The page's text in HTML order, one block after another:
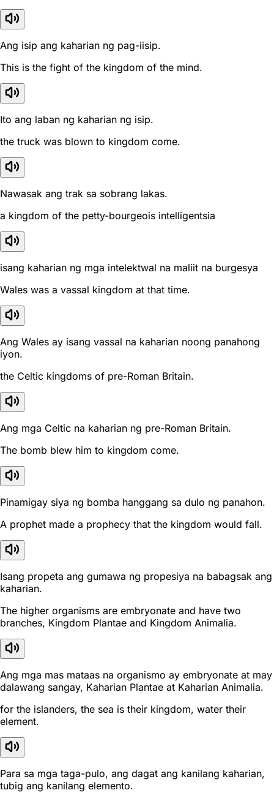
Ang isip ang kaharian ng pag-iisip.
This is the fight of the kingdom of the mind.
Ito ang laban ng kaharian ng isip.
the truck was blown to kingdom come.
Nawasak ang trak sa sobrang lakas.
a kingdom of the petty-bourgeois intelligentsia
isang kaharian ng mga intelektwal na maliit na burgesya
Wales was a vassal kingdom at that time.
Ang Wales ay isang vassal na kaharian noong panahong
iyon.
the Celtic kingdoms of pre-Roman Britain.
Ang mga Celtic na kaharian ng pre-Roman Britain.
The bomb blew him to kingdom come.
Pinamigay siya ng bomba hanggang sa dulo ng panahon.
A prophet made a prophecy that the kingdom would fall.
Isang propeta ang gumawa ng propesiya na babagsak ang
kaharian.
The higher organisms are embryonate and have two
branches, Kingdom Plantae and Kingdom Animalia.
Ang mga mas mataas na organismo ay embryonate at may
dalawang sangay, Kaharian Plantae at Kaharian Animalia.
for the islanders, the sea is their kingdom, water their
element.
Para sa mga taga-pulo, ang dagat ang kanilang kaharian,
tubig ang kanilang elemento.